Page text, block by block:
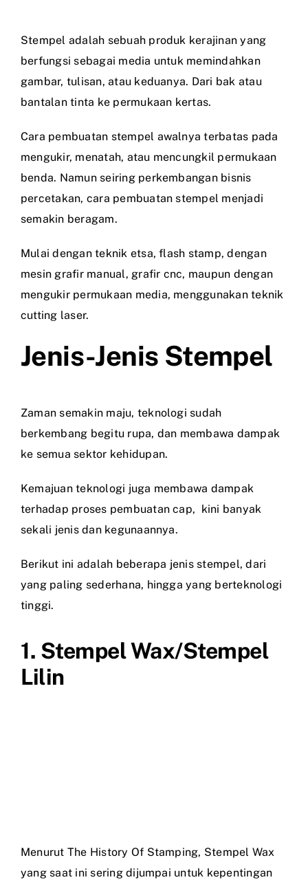
Stempel adalah sebuah produk kerajinan yang
berfungsi sebagai media untuk memindahkan
gambar, tulisan, atau keduanya. Dari bak atau
bantalan tinta ke permukaan kertas.
Cara pembuatan stempel awalnya terbatas pada
mengukir, menatah, atau mencungkil permukaan
benda. Namun seiring perkembangan bisnis
percetakan, cara pembuatan stempel menjadi
semakin beragam.
Mulai dengan teknik etsa, flash stamp, dengan
mesin grafir manual, grafir cnc, maupun dengan
mengukir permukaan media, menggunakan teknik
cutting laser.
Jenis-Jenis Stempel
Zaman semakin maju, teknologi sudah
berkembang begitu rupa, dan membawa dampak
ke semua sektor kehidupan.
Kemajuan teknologi juga membawa dampak
terhadap proses pembuatan cap, kini banyak
sekali jenis dan kegunaannya.
Berikut ini adalah beberapa jenis stempel, dari
yang paling sederhana, hingga yang berteknologi
tinggi.
1. Stempel Wax/Stempel
Lilin
Menurut The History Of Stamping, Stempel Wax
yang saat ini sering dijumpai untuk kepentingan